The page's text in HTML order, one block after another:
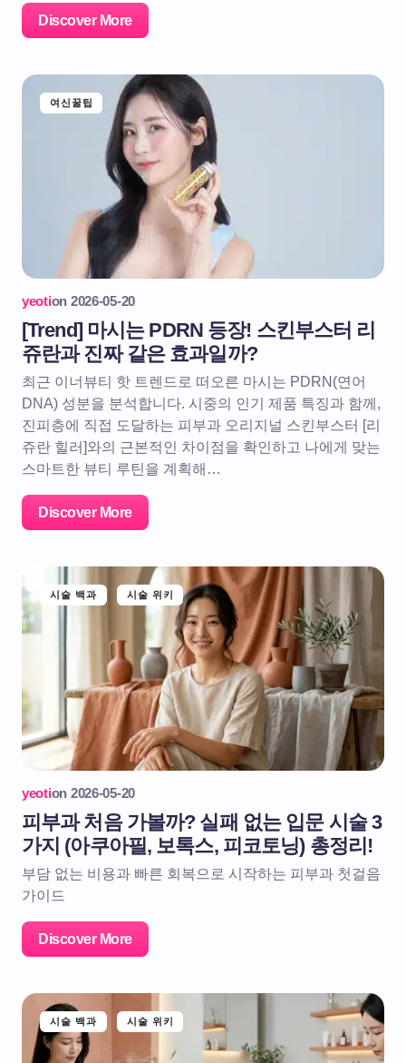
Discover More
여신꿀팁
yeotion 2026-05-20
[Trend] 마시는 PDRN 등장! 스킨부스터 리
쥬란과 진짜 같은 효과일까?
최근 이너뷰티 핫 트렌드로 떠오른 마시는 PDRN(연어
DNA) 성분을 분석합니다. 시중의 인기 제품 특징과 함께,
진피층에 직접 도달하는 피부과 오리지널 스킨부스터 [리
쥬란 힐러]와의 근본적인 차이점을 확인하고 나에게 맞는
스마트한 뷰티 루틴을 계획해…
Discover More
시술 백과 시술 위키
yeotion 2026-05-20
피부과 처음 가볼까? 실패 없는 입문 시술 3
가지 (아쿠아필, 보톡스, 피코토닝) 총정리!
부담 없는 비용과 빠른 회복으로 시작하는 피부과 첫걸음
가이드
Discover More
시술 백과 시술 위키